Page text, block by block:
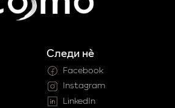
Следи нè
Facebook
Instagram
LinkedIn